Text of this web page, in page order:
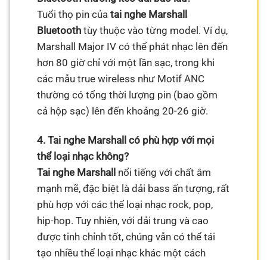
Tuổi thọ pin củatai nghe Marshall
Bluetooth tùy thuộc vào từng model. Ví dụ,
Marshall Major IV có thể phát nhạc lên đến
hơn 80 giờ chỉ với một lần sạc, trong khi
các mẫu true wireless như Motif ANC
thường có tổng thời lượng pin (bao gồm
cả hộp sạc) lên đến khoảng 20-26 giờ.
4. Tai nghe Marshall có phù hợp với mọi
thể loại nhạc không?
Tai nghe Marshall
nổi tiếng với chất âm
mạnh mẽ, đặc biệt là dải bass ấn tượng, rất
phù hợp với các thể loại nhạc rock, pop,
hip-hop. Tuy nhiên, với dải trung và cao
được tinh chỉnh tốt, chúng vẫn có thể tái
tạo nhiều thể loại nhạc khác một cách